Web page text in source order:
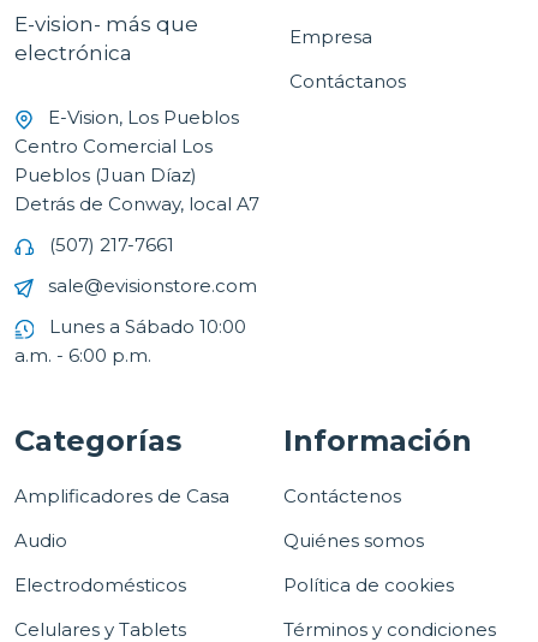
E-vision- más que
electrónica
E-Vision, Los Pueblos
Centro Comercial Los
Pueblos (Juan Díaz)
Detrás de Conway, local A7
(507) 217-7661
sale@evisionstore.com
Lunes a Sábado 10:00
a.m. - 6:00 p.m.
Empresa
Contáctanos
Categorías
Amplificadores de Casa
Audio
Electrodomésticos
Celulares y Tablets
Información
Contáctenos
Quiénes somos
Política de cookies
Términos y condiciones